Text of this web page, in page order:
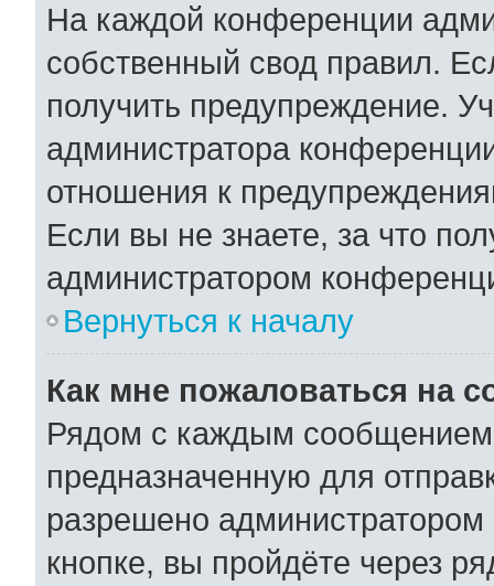
На каждой конференции
собственный свод правил.
получить предупреждение.
администратора
отношения к
Если вы не знаете, за что
администратором
Вернуться к началу
Как мне пожаловаться на
Рядом с каждым сообщением
предназначенную для
разрешено
кнопке, вы пройдёте через